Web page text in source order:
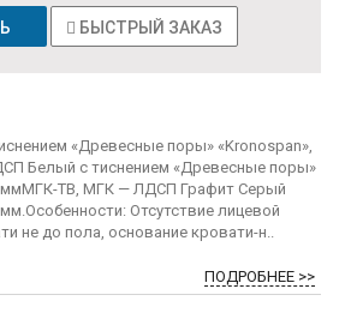
БЫСТРЫЙ ЗАКАЗ
«Древесные поры» «Kronospan»,
Белый с тиснением «Древесные поры»
ммМГК-ТВ, МГК — ЛДСП Графит Серый
Отсутствие лицевой
не до пола, основание кровати-н..
ПОДРОБНЕЕ >>